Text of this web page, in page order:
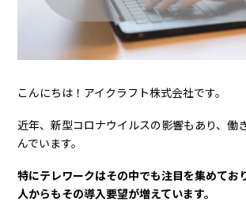
こんにちは！アイクラフト株式会社です。
近年、新型コロナウイルスの影響もあり、働
んでいます。
特にテレワークはその中でも注目を集めてお
人からもその導入要望が増えています。